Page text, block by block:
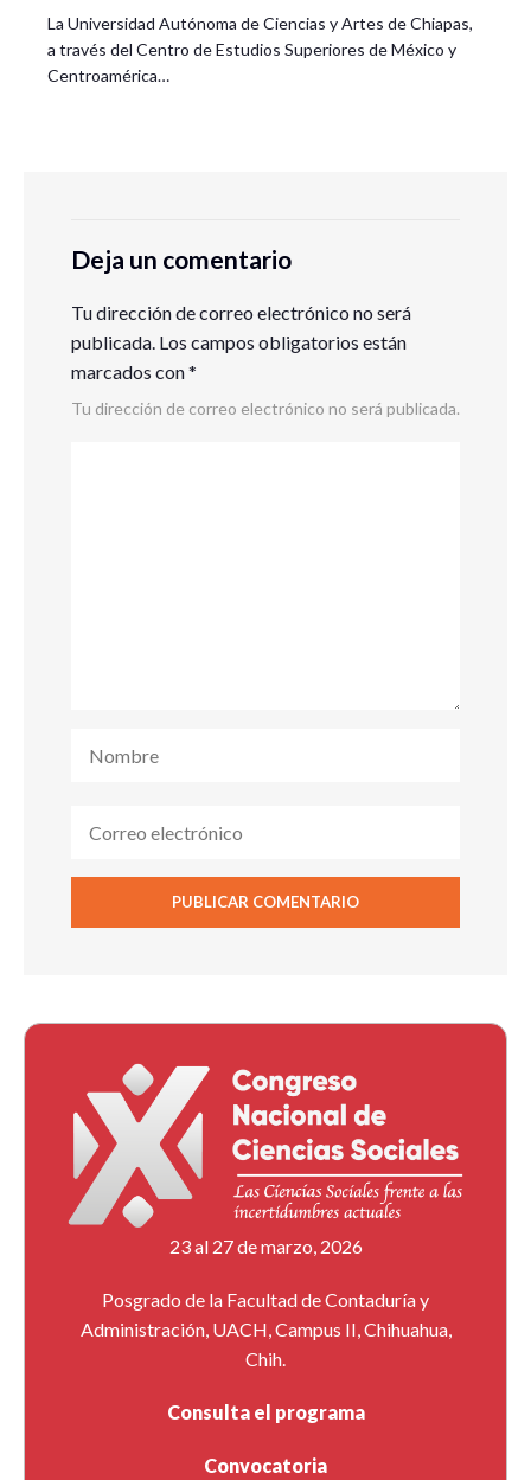
La Universidad Autónoma de Ciencias y Artes de Chiapas,
a través del Centro de Estudios Superiores de México y
Centroamérica…
Deja un comentario
Tu dirección de correo electrónico no será
publicada. Los campos obligatorios están
marcados con*
Tu dirección de correo electrónico no será publicada.
23 al 27 de marzo, 2026
Posgrado de la Facultad de Contaduría y
Administración, UACH, Campus II, Chihuahua,
Chih.
Consulta el programa
Convocatoria